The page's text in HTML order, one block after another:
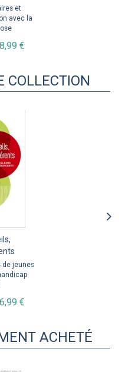
et
avec la
€
COLLECTION
de jeunes
€
ACHETÉ